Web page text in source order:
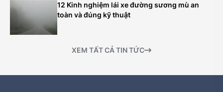
12 Kinh nghiệm lái xe đường sương mù an
toàn và đúng kỹ thuật
XEM TẤT CẢ TIN TỨC